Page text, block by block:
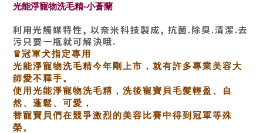
光能淨寵物洗毛精-小蒼蘭
利用光觸媒特性, 以奈米科技製成, 抗菌.除臭.清潔.去
污只要一瓶就可解決哦.
♛冠軍犬指定專用
光能淨寵物洗毛精今年剛上市，就有許多專業美容大
師愛不釋手。
使用光能淨寵物洗毛精，洗後寵寶貝毛髮輕盈、自
然、蓬鬆、可愛，
替寵寶貝們在競爭激烈的美容比賽中得到冠軍等殊
榮。